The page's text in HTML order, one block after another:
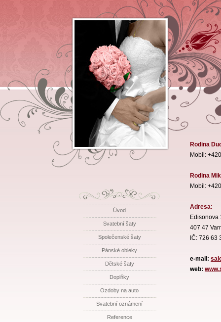
Úvod
Svatební šaty
Společenské šaty
Pánské obleky
Dětské šaty
Doplňky
Ozdoby na auto
Svatební oznámení
Reference
Rodina
Mobil:
Rodina
Mobil:
Adresa:
Edisonova
407 47
IČ: 726 63
e-mail:
web: